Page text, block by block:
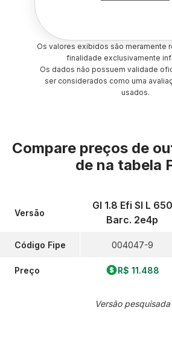
Os valores exibidos são meramente
finalidade exclusivamente
Os dados não possuem validade
ser considerados como uma
usados.
Compare preços de
de na tabela
Versão
Código Fipe
Preço
Gl 1.8 Efi Sl L 650
Barc. 2e4p
004047-9
R$ 11.488
Versão pesquisada